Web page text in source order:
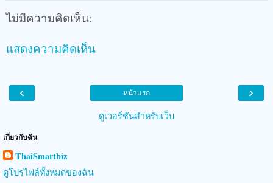
ไม่มีความคิดเห็น:
แสดงความคิดเห็น
‹ ›
หน้าแรก
ดูเวอร์ชันสำหรับเว็บ
เกี่ยวกับฉัน
ThaiSmartbiz
ดูโปรไฟล์ทั้งหมดของฉัน